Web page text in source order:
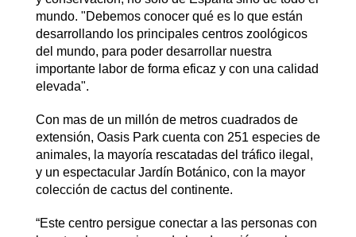
mundo. "Debemos conocer qué es lo que están
desarrollando los principales centros zoológicos
del mundo, para poder desarrollar nuestra
importante labor de forma eficaz y con una calidad
elevada".
Con mas de un millón de metros cuadrados de
extensión, Oasis Park cuenta con 251 especies de
animales, la mayoría rescatadas del tráfico ilegal,
y un espectacular Jardín Botánico, con la mayor
colección de cactus del continente.
“Este centro persigue conectar a las personas con